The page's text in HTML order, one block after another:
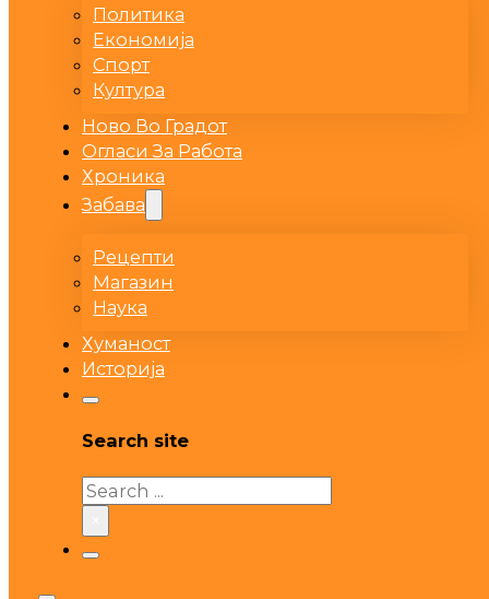
Политика
Економија
Спорт
Култура
Ново Во Градот
Огласи За Работа
Хроника
Забава
Рецепти
Магазин
Наука
Хуманост
Историја
Search site
Search